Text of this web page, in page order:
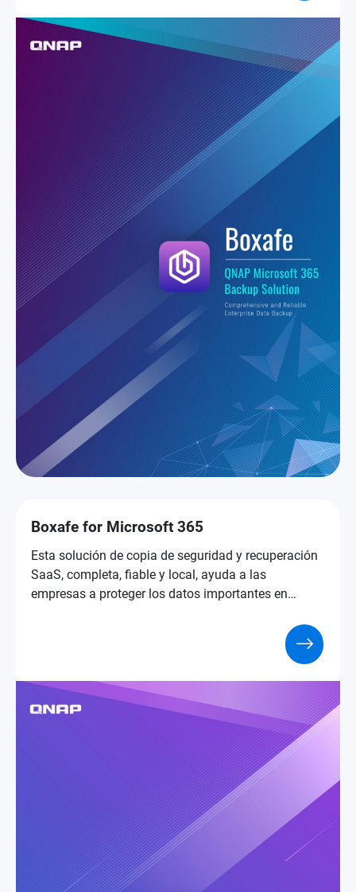
Boxafe for Microsoft 365
Esta solución de copia de seguridad y recuperación
SaaS, completa, fiable y local, ayuda a las
empresas a proteger los datos importantes en